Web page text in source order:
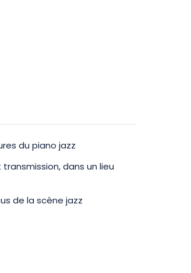
du piano jazz
dans un lieu
de la scène jazz